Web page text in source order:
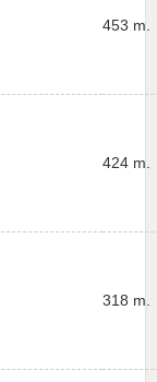
453 m.
424 m.
318 m.